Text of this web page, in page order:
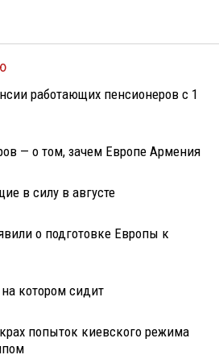
работающих пенсионеров с 1
— о том, зачем Европе Армения
в силу в августе
о подготовке Европы к
котором сидит
попыток киевского режима